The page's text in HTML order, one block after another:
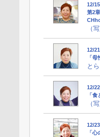
12/
第2
（
12/
「
と
12/
「
（
12/
「